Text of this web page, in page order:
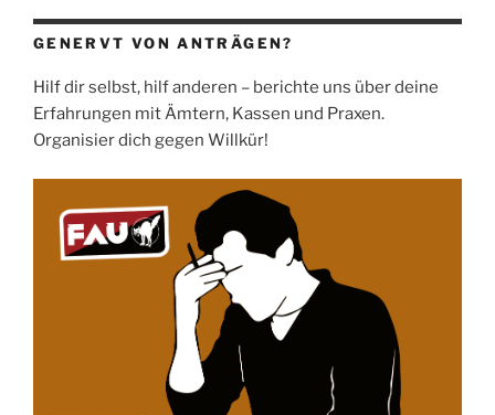
GENERVT VON ANTRÄGEN?
Hilf dir selbst, hilf anderen – berichte uns über deine
Erfahrungen mit Ämtern, Kassen und Praxen.
Organisier dich gegen Willkür!